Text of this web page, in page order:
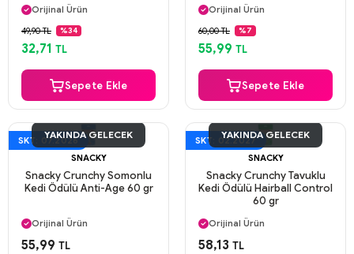
Orijinal Ürün
Güvenli Ödeme
Aynı Gün Kargo
49,90 TL %34
32,71 TL
Sepete Ekle
Orijinal Ürün
Güvenli Ödeme
Aynı Gün Kargo
60,00 TL %7
55,99 TL
Sepete Ekle
SKT: 07.2026
YAKINDA GELECEK
SNACKY
Snacky Crunchy Somonlu
Kedi Ödülü Anti-Age 60 gr
Orijinal Ürün
Güvenli Ödeme
55,99 TL
SKT: 02.2027
YAKINDA GELECEK
SNACKY
Snacky Crunchy Tavuklu
Kedi Ödülü Hairball Control
60 gr
Aynı Gün Kargo
Orijinal Ürün
Güvenli Ödeme
58,13 TL